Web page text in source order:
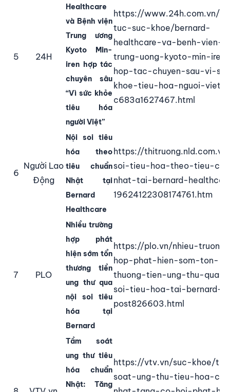
5 24H
Healthcare
và Bệnh viện
Trung ương
Kyoto Min-
iren hợp tác
chuyên sâu
“Vì sức khỏe
tiêu hóa
người Việt”
https://www.24h.com.vn/
tuc-suc-khoe/bernard-
healthcare-va-benh-vien-
trung-uong-kyoto-min-iren-
hop-tac-chuyen-sau-vi-
khoe-tieu-hoa-nguoi-viet-
c683a1627467.html
6
Người Lao
Động
Nội soi tiêu
hóa theo
tiêu chuẩn
Nhật tại
Bernard
Healthcare
https://
soi-tieu-hoa-theo-tieu-
nhat-tai-bernard-
19624122308174761.htm
7 PLO
Nhiều trường
hợp phát
hiện sớm tổn
thương tiền
ung thư qua
nội soi tiêu
hóa tại
Bernard
https://plo.vn/nhieu-truong-
hop-phat-hien-som-ton-
thuong-tien-ung-thu-qua-
soi-tieu-hoa-tai-bernard-
post826603.html
Tầm soát
ung thư tiêu
hóa chuẩn
Nhật: Tăng
https://vtv.vn/suc-khoe/
soat-ung-thu-tieu-hoa-